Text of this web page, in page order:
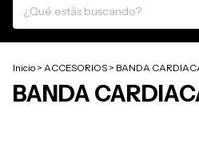
Inicio > ACCESORIOS > BANDA
BANDA